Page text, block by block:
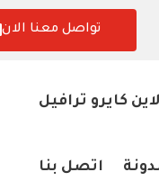
تواصل معنا الان
كايرو ترافيل
اتصل بنا